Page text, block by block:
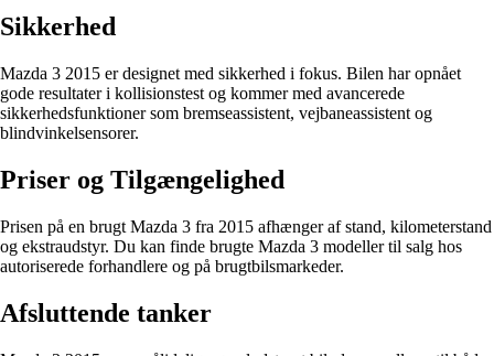
Sikkerhed
Mazda 3 2015 er designet med sikkerhed i fokus. Bilen har opnået
gode resultater i kollisionstest og kommer med avancerede
sikkerhedsfunktioner som bremseassistent, vejbaneassistent og
blindvinkelsensorer.
Priser og Tilgængelighed
Prisen på en brugt Mazda 3 fra 2015 afhænger af stand, kilometerstand
og ekstraudstyr. Du kan finde brugte Mazda 3 modeller til salg hos
autoriserede forhandlere og på brugtbilsmarkeder.
Afsluttende tanker